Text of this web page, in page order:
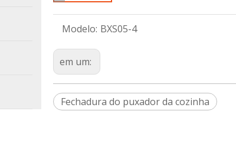
Modelo: BXS05-4
em um:
Fechadura do puxador da cozinha